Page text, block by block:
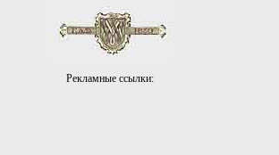
Рекламные ссылки: